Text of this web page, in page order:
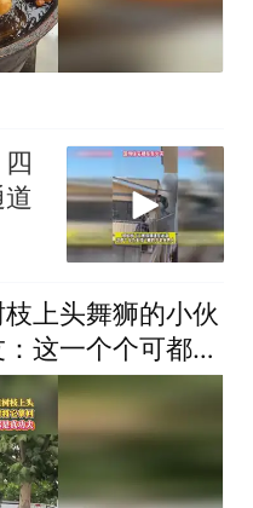
上头舞狮的小伙
这一个个可都是